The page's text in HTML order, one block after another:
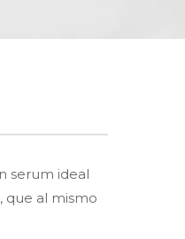
serum ideal
que al mismo